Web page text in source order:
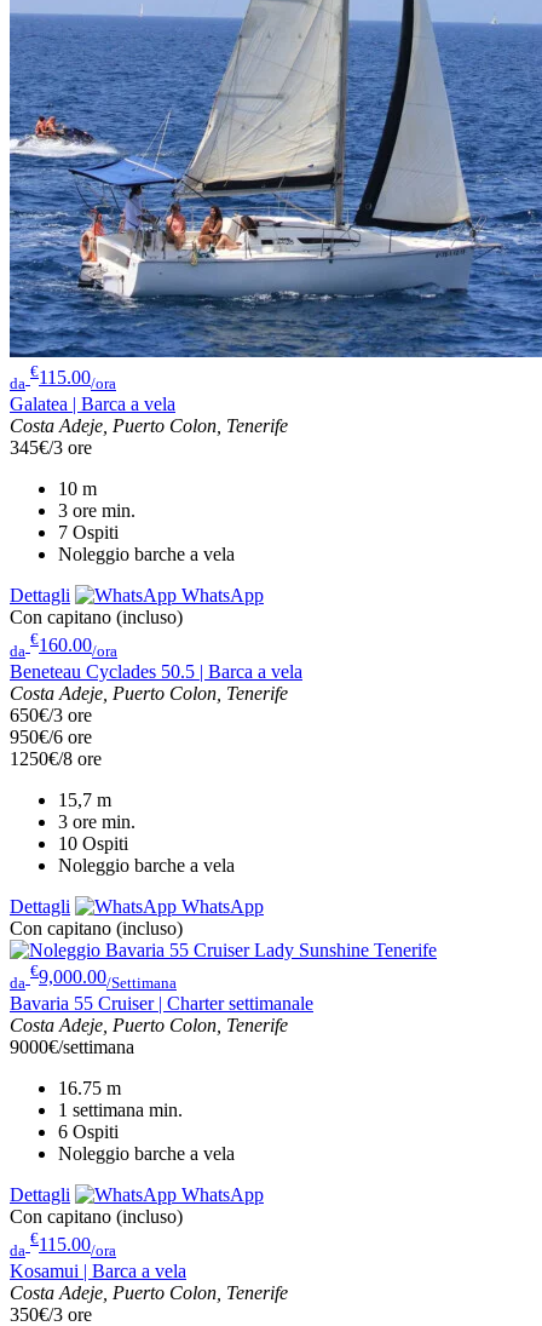
da
€115.00/ora
Galatea | Barca a vela
Costa Adeje, Puerto Colon, Tenerife
345€/3 ore
10 m
3 ore min.
7 Ospiti
Noleggio barche a vela
Dettagli
WhatsApp
Con capitano (incluso)
da
€160.00/ora
Beneteau Cyclades 50.5 | Barca a vela
Costa Adeje, Puerto Colon, Tenerife
650€/3 ore
950€/6 ore
1250€/8 ore
15,7 m
3 ore min.
10 Ospiti
Noleggio barche a vela
Dettagli
WhatsApp
Con capitano (incluso)
da
€9,000.00/Settimana
Bavaria 55 Cruiser | Charter settimanale
Costa Adeje, Puerto Colon, Tenerife
9000€/settimana
16.75 m
1 settimana min.
6 Ospiti
Noleggio barche a vela
Dettagli
WhatsApp
Con capitano (incluso)
da
€115.00/ora
Kosamui | Barca a vela
Costa Adeje, Puerto Colon, Tenerife
350€/3 ore